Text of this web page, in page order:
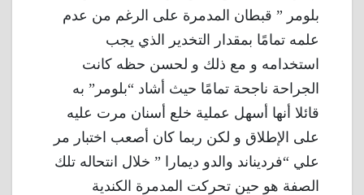
بلومر ” قبطان المدمرة على الرغم من عدم
علمه تمامًا بمقدار التخدير الذي يجب
استخدامه و مع ذلك و لحسن حظه كانت
الجراحة ناجحة تمامًا حيث أشاد “بلومر” به
قائلا أنها أسهل عملية خلع أسنان مرت عليه
على الإطلاق و لكن ربما كان أصعب اختبار مر
علي “فرديناند والدو ديمارا ” خلال انتحاله تلك
الصفة هو حين تحركت المدمرة الكندية